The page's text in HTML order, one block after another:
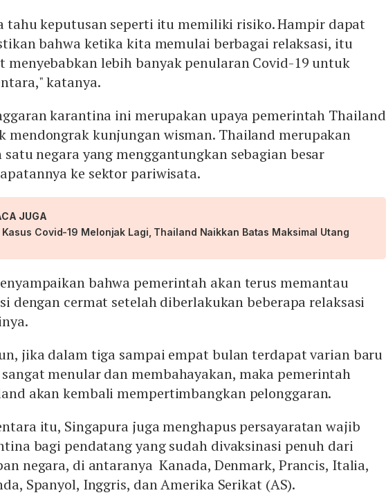
tahu keputusan seperti itu memiliki risiko. Hampir dapat
bahwa ketika kita memulai berbagai relaksasi, itu
menyebabkan lebih banyak penularan Covid-19 untuk
katanya.
karantina ini merupakan upaya pemerintah Thailand
mendongrak kunjungan wisman. Thailand merupakan
satu negara yang menggantungkan sebagian besar
ke sektor pariwisata.
JUGA
Kasus Covid-19 Melonjak Lagi, Thailand Naikkan Batas Maksimal Utang
bahwa pemerintah akan terus memantau
dengan cermat setelah diberlakukan beberapa relaksasi
jika dalam tiga sampai empat bulan terdapat varian baru
menular dan membahayakan, maka pemerintah
akan kembali mempertimbangkan pelonggaran.
itu, Singapura juga menghapus persayaratan wajib
bagi pendatang yang sudah divaksinasi penuh dari
negara, di antaranya Kanada, Denmark, Prancis, Italia,
Spanyol, Inggris, dan Amerika Serikat (AS).